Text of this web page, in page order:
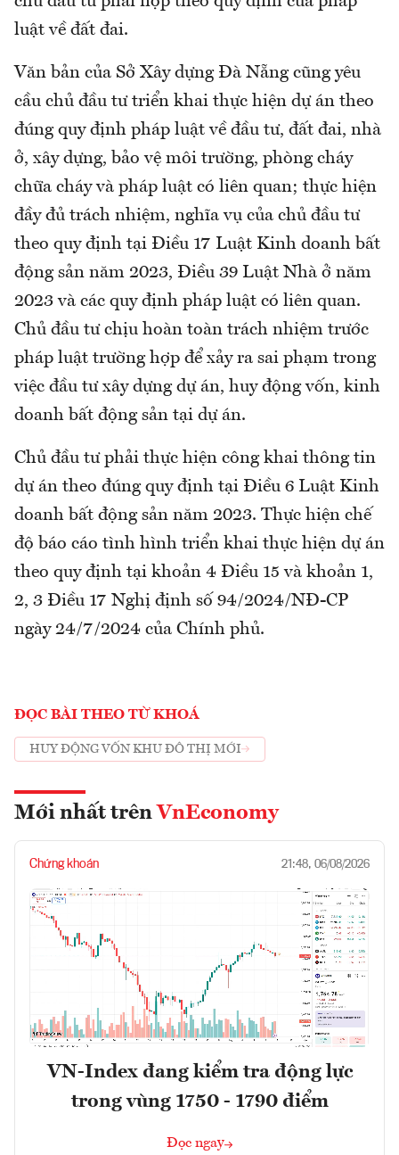
luật về đất đai.
Văn bản của Sở Xây dựng Đà Nẵng cũng yêu
cầu chủ đầu tư triển khai thực hiện dự án theo
đúng quy định pháp luật về đầu tư, đất đai, nhà
ở, xây dựng, bảo vệ môi trường, phòng cháy
chữa cháy và pháp luật có liên quan; thực hiện
đầy đủ trách nhiệm, nghĩa vụ của chủ đầu tư
theo quy định tại Điều 17 Luật Kinh doanh bất
động sản năm 2023, Điều 39 Luật Nhà ở năm
2023 và các quy định pháp luật có liên quan.
Chủ đầu tư chịu hoàn toàn trách nhiệm trước
pháp luật trường hợp để xảy ra sai phạm trong
việc đầu tư xây dựng dự án, huy động vốn, kinh
doanh bất động sản tại dự án.
Chủ đầu tư phải thực hiện công khai thông tin
dự án theo đúng quy định tại Điều 6 Luật Kinh
doanh bất động sản năm 2023. Thực hiện chế
độ báo cáo tình hình triển khai thực hiện dự án
theo quy định tại khoản 4 Điều 15 và khoản 1,
2, 3 Điều 17 Nghị định số 94/2024/NĐ-CP
ngày 24/7/2024 của Chính phủ.
ĐỌC BÀI THEO TỪ KHOÁ
HUY ĐỘNG VỐN KHU ĐÔ THỊ MỚI
Mới nhất trên VnEconomy
Chứng khoán 21:48, 06/08/2026
VN-Index đang kiểm tra động lực
trong vùng 1750 - 1790 điểm
Đọc ngay